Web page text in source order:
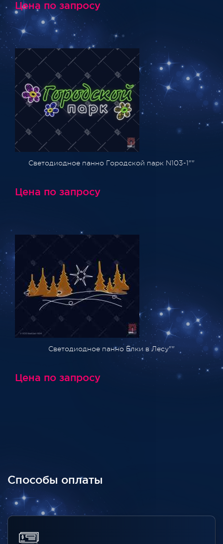
Цена по запросу
Светодиодное панно Городской парк N103-1""
Цена по запросу
Светодиодное панно Ёлки в Лесу""
Цена по запросу
Способы оплаты